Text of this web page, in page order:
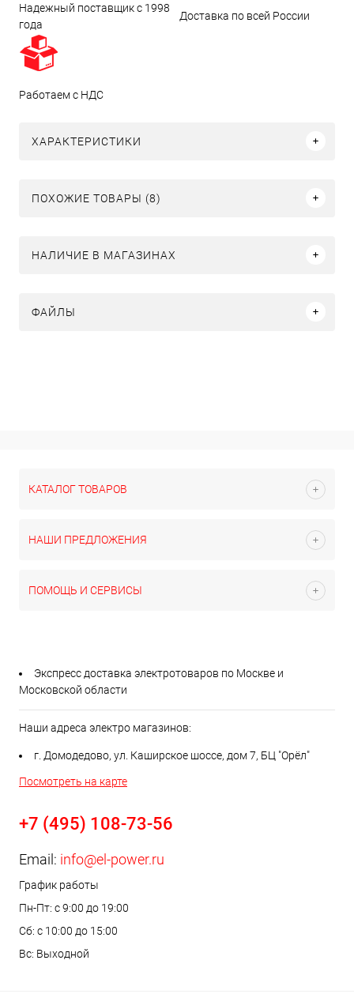
Надежный поставщик с 1998
года
Доставка по всей России
Работаем с НДС
ХАРАКТЕРИСТИКИ
ПОХОЖИЕ ТОВАРЫ (8)
НАЛИЧИЕ В МАГАЗИНАХ
ФАЙЛЫ
КАТАЛОГ ТОВАРОВ
НАШИ ПРЕДЛОЖЕНИЯ
ПОМОЩЬ И СЕРВИСЫ
Экспресс доставка электротоваров по Москве и
Московской области
Наши адреса электро магазинов:
г. Домодедово, ул. Каширское шоссе, дом 7, БЦ "Орёл"
Посмотреть на карте
+7 (495) 108-73-56
Email: info@el-power.ru
График работы
Пн-Пт: с 9:00 до 19:00
Сб: с 10:00 до 15:00
Вс: Выходной